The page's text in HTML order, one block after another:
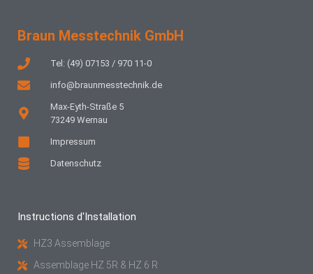
Braun Messtechnik GmbH
Tel: (49) 07153 / 970 11-0
info@braunmesstechnik.de
Max-Eyth-Straße 5
73249 Wernau
Impressum
Datenschutz
Instructions d'Installation
HZ3 Assemblage
Assemblage HZ 5R & HZ 6 R